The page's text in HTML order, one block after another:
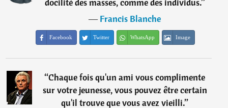
docilité des masses, comme des individus.”
―Francis Blanche
Facebook Twitter WhatsApp Image
“Chaque fois qu'un ami vous complimente
sur votre jeunesse, vous pouvez être certain
qu'il trouve que vous avez vieilli.”